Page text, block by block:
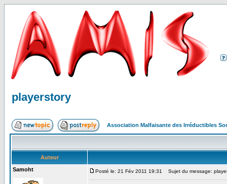
playerstory
Association Malfaisante des Irréductibles
Auteur
Samoht
Posté le: 21 Fév 2011 19:31 Sujet du message: